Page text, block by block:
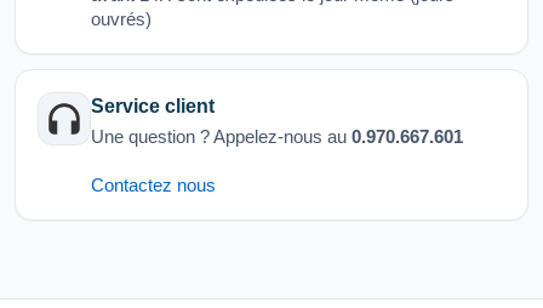
ouvrés)
Service client
Une question ? Appelez-nous au 0.970.667.601
Contactez nous